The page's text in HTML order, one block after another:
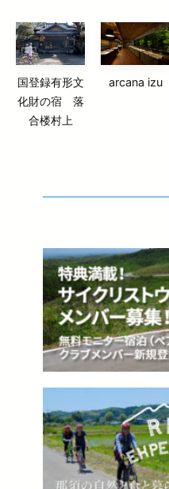
国登録有形文
化財の宿 落
合楼村上
arcana izu